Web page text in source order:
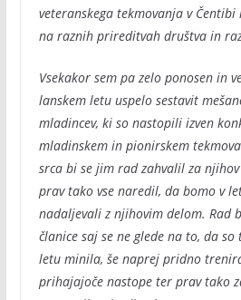
veteranskega tekmovanja v
na raznih prireditvah društva in
Vsekakor sem pa zelo ponosen in
lanskem letu uspelo sestavit
mladincev, ki so nastopili izven
mladinskem in pionirskem
srca bi se jim rad zahvalil za
prav tako vse naredil, da bomo v
nadaljevali z njihovim delom. Rad
članice saj se ne glede na to, da
letu minila, še naprej pridno
prihajajoče nastope ter prav tako